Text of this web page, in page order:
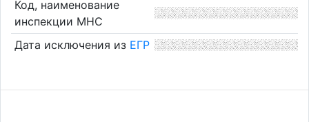
Код, наименование
инспекции МНС
Дата исключения из ЕГР